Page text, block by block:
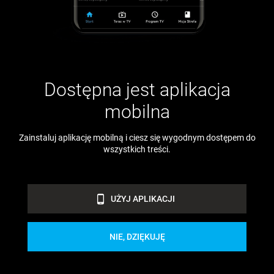
Dostępna jest aplikacja
mobilna
Zainstaluj aplikację mobilną i ciesz się wygodnym dostępem do
wszystkich treści.
phone_android UŻYJ APLIKACJI
NIE, DZIĘKUJĘ